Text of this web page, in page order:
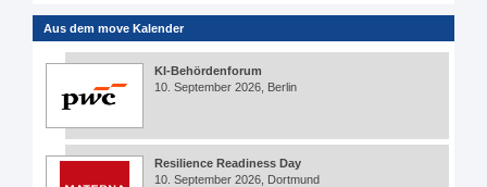
Aus dem move Kalender
KI-Behördenforum
10. September 2026, Berlin
Resilience Readiness Day
10. September 2026, Dortmund